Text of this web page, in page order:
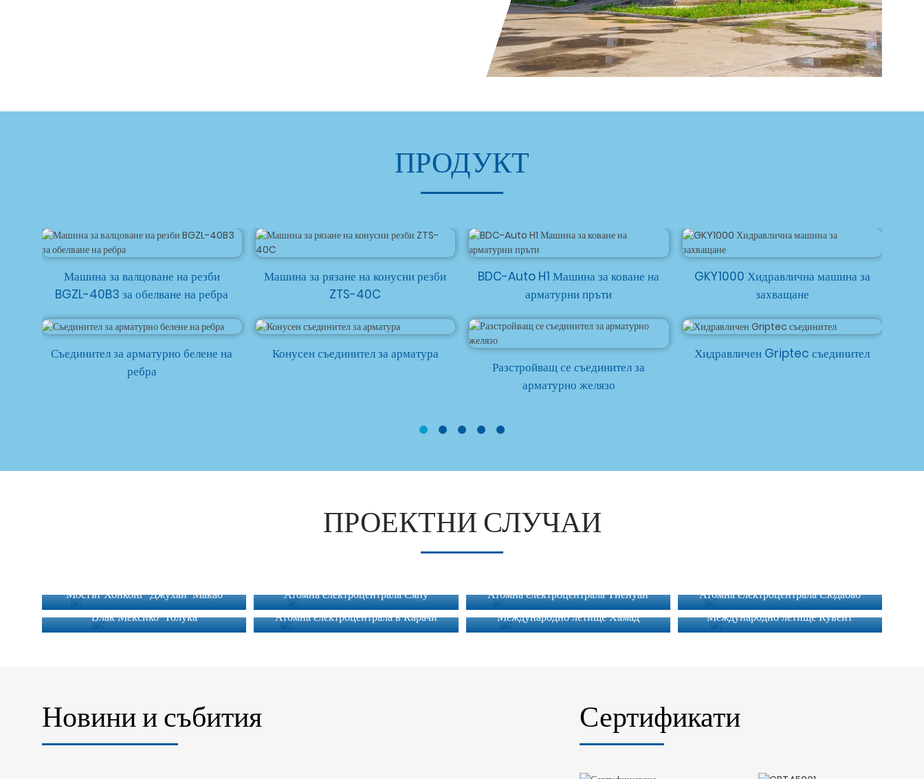
ПРОДУКТ
Машина за валцоване на резби
BGZL-40B3 за обелване на ребра
Съединител за арматурно белене на
ребра
Машина за рязане на конусни резби
ZTS-40C
Конусен съединител за арматура
BDC-Auto H1 Машина за коване на
арматурни пръти
Разстройващ се съединител за
арматурно желязо
GKY1000 Хидравлична машина за
захващане
Хидравличен Griptec съединител
ПРОЕКТНИ СЛУЧАИ
Мостът Хонконг-Джухай-Макао Атомна електроцентрала Сяпу Атомна електроцентрала Тиенуан
Атомна електроцентрала Сюдабао
Влак Мексико-Толука
Атомна електроцентрала в Карачи Международно летище Хамад Международно летище Кувейт
Новини и събития Сертификати